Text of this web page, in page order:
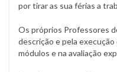
por tirar as sua férias a
Os próprios Professores
descrição e pela
módulos e na avaliação